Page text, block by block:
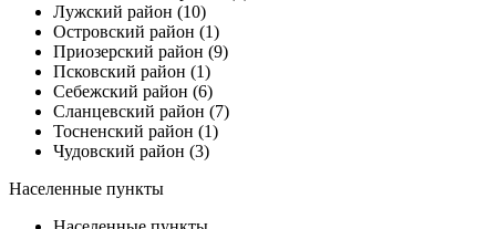
Лужский район (10)
Островский район (1)
Приозерский район (9)
Псковский район (1)
Себежский район (6)
Сланцевский район (7)
Тосненский район (1)
Чудовский район (3)
Населенные пункты